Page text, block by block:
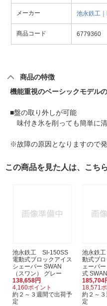
メーカー 池永鉄工
商品コード 6779360
商品の特徴
機能重視のベーシックモデル
■盤の取り外しが可能
味付き氷を削っても簡単に
※故障の原因となりますので
この商品を見た人は、こち
池永鉄工 SI-150SS
電動式ブロックアイス
シェーバー SWAN
（スワン） グレー
138,658円
4,160ポイント
約２～３週間で出荷予
定
池永鉄
動式ブ
ェーバ
式
185,704
18,571
約２～
定